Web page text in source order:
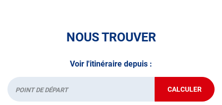
NOUS TROUVER
Voir l'itinéraire depuis :
Départ CALCULER
JUSQU'AU
POINT